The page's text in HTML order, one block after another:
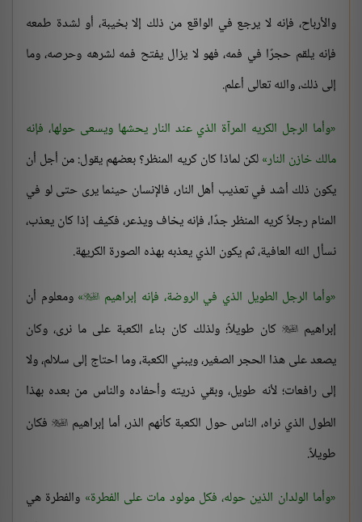
والأرباح، فإنه لا يرجع في الواقع من ذلك إلا بخيبة، أو لشدة طمعه
فإنه يلقم حجرًا في فمه، فهو لا يزال يفتح فمه لشرهه وحرصه، وما
إلى ذلك، والله تعالى أعلم.
وأما الرجل الكريه المرآة الذي عند النار يحشها ويسعى حولها، فإنه
مالك خازن النار لكن لماذا كان كريه المنظر؟ بعضهم يقول: من أجل أن
يكون ذلك أشد في تعذيب أهل النار، فالإنسان حينما يرى حتى لو في
المنام رجلاً كريه المنظر جدًا، فإنه يخاف ويذعر، فكيف إذا كان يعذب،
نسأل الله العافية، ثم يكون الذي يعذبه بهذه الصورة الكريهة.
وأما الرجل الطويل الذي في الروضة، فإنه إبراهيم 
ومعلوم أن
إبراهيم كان طويلاً؛ ولذلك كان بناء الكعبة على ما نرى، وكان
يصعد على هذا الحجر الصغير، ويبني الكعبة، وما احتاج إلى سلالم، ولا
إلى رافعات؛ لأنه طويل، وبقي ذريته وأحفاده والناس من بعده بهذا
الطول الذي نراه، الناس حول الكعبة كأنهم الذر، أما إبراهيم فكان
طويلاً.
وأما الولدان الذين حوله، فكل مولود مات على الفطرة والفطرة هي